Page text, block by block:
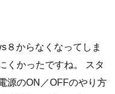
８からなくなってしま
くかったですね。 スタ
源のON／OFFのやり方